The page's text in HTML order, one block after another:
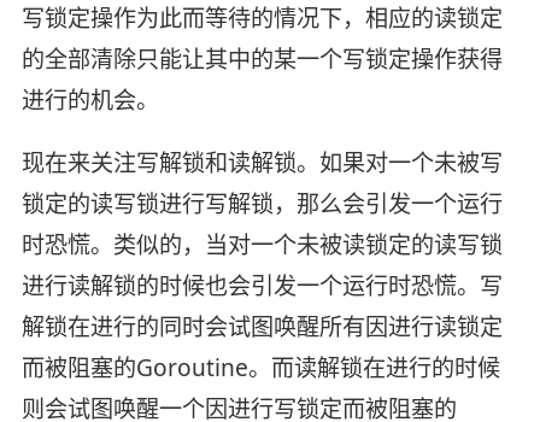
写锁定操作为此而等待的情况下，相应的读锁定
的全部清除只能让其中的某一个写锁定操作获得
进行的机会。
现在来关注写解锁和读解锁。如果对一个未被写
锁定的读写锁进行写解锁，那么会引发一个运行
时恐慌。类似的，当对一个未被读锁定的读写锁
进行读解锁的时候也会引发一个运行时恐慌。写
解锁在进行的同时会试图唤醒所有因进行读锁定
而被阻塞的Goroutine。而读解锁在进行的时候
则会试图唤醒一个因进行写锁定而被阻塞的